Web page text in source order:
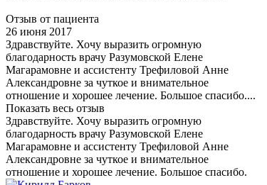
Отзыв от пациента
26 июня 2017
Здравствуйте. Хочу выразить огромную
благодарность врачу Разумовской Елене
Магарамовне и ассистенту Трефиловой Анне
Александровне за чуткое и внимательное
отношение и хорошее лечение. Большое спасибо....
Показать весь отзыв
Здравствуйте. Хочу выразить огромную
благодарность врачу Разумовской Елене
Магарамовне и ассистенту Трефиловой Анне
Александровне за чуткое и внимательное
отношение и хорошее лечение. Большое спасибо.